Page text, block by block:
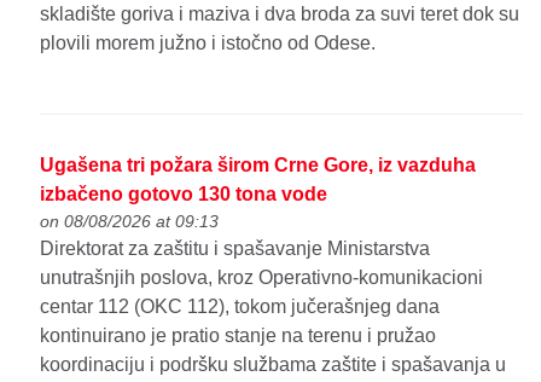
skladište goriva i maziva i dva broda za suvi teret dok su
plovili morem južno i istočno od Odese.
Ugašena tri požara širom Crne Gore, iz vazduha
izbačeno gotovo 130 tona vode
on 08/08/2026 at 09:13
Direktorat za zaštitu i spašavanje Ministarstva
unutrašnjih poslova, kroz Operativno-komunikacioni
centar 112 (OKC 112), tokom jučerašnjeg dana
kontinuirano je pratio stanje na terenu i pružao
koordinaciju i podršku službama zaštite i spašavanja u